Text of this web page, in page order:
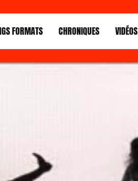
FORMATS CHRONIQUES VIDÉOS